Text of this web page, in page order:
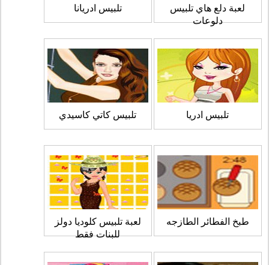
لعبة دلع هاي تلبيس
دلوعات
تلبيس ادريانا
تلبيس ادريا تلبيس كاتي كاسيدي
طبخ الفطائر الطازجه
لعبة تلبيس كلوديا دولز
للبنات فقط